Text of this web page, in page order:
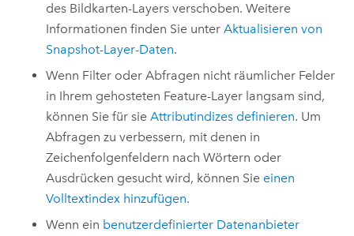
des Bildkarten-Layers verschoben. Weitere
Informationen finden Sie unterAktualisieren von
Snapshot-Layer-Daten.
Wenn Filter oder Abfragen nicht räumlicher Felder
in Ihrem gehosteten Feature-Layer langsam sind,
können Sie für sieAttributindizes definieren. Um
Abfragen zu verbessern, mit denen in
Zeichenfolgenfeldern nach Wörtern oder
Ausdrücken gesucht wird, können Sie einen
Volltextindex hinzufügen.
Wenn ein benutzerdefinierter Datenanbieter